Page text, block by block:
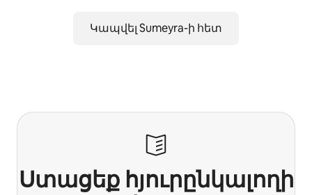
Կապվել Sumeyra-ի հետ
Ստացեք հյուրընկալողի